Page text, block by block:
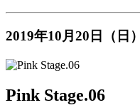
2019年10月20日（日）
Pink Stage.06